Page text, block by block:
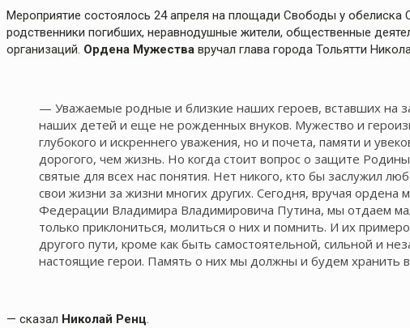
Мероприятие состоялось 24 апреля на площади Свободы у обелиска
родственники погибших, неравнодушные жители, общественные
организаций. Ордена Мужества вручал глава города Тольятти
— Уважаемые родные и близкие наших героев, вставших на
наших детей и еще не рожденных внуков. Мужество и
глубокого и искреннего уважения, но и почета, памяти и
дорогого, чем жизнь. Но когда стоит вопрос о защите
святые для всех нас понятия. Нет никого, кто бы заслужил
свои жизни за жизни многих других. Сегодня, вручая ордена
Федерации Владимира Владимировича Путина, мы отдаем
только приклониться, молиться о них и помнить. И их
другого пути, кроме как быть самостоятельной, сильной и
настоящие герои. Память о них мы должны и будем хранить
— сказал Николай Ренц.